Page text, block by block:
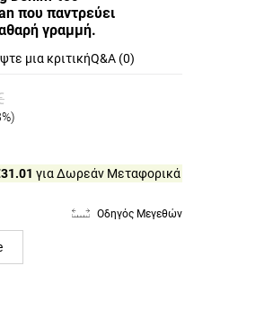
που παντρεύει
γραμμή.
μια κριτικήQ&A (0)
για Δωρεάν Μεταφορικά
Οδηγός Μεγεθών